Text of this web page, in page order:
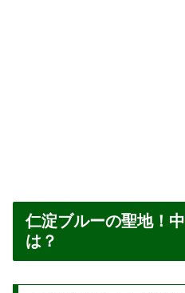
仁淀ブルーの聖地！
は？